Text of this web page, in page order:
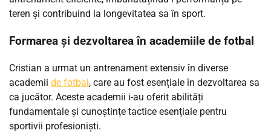
teren și contribuind la longevitatea sa în sport.
Formarea și dezvoltarea în academiile de fotbal
Cristian a urmat un antrenament extensiv în diverse
academii de fotbal, care au fost esențiale în dezvoltarea sa
ca jucător. Aceste academii i-au oferit abilități
fundamentale și cunoștințe tactice esențiale pentru
sportivii profesioniști.